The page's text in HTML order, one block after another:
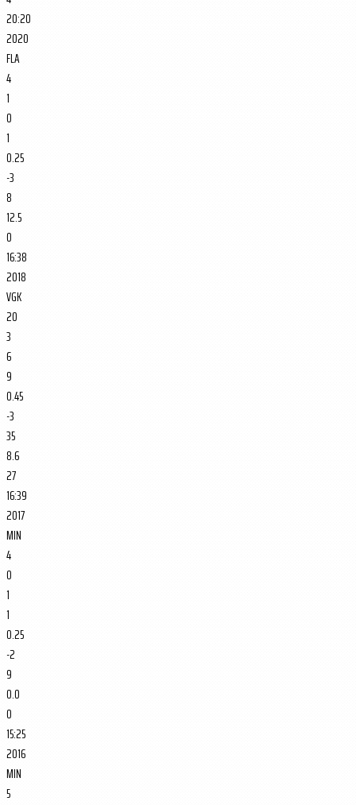
20:20
2020
FLA
4
1
0
1
0.25
-3
8
12.5
0
16:38
2018
VGK
20
3
6
9
0.45
-3
35
8.6
27
16:39
2017
MIN
4
0
1
1
0.25
-2
9
0.0
0
15:25
2016
MIN
5